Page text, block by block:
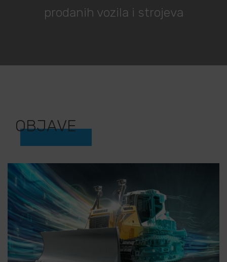
prodanih vozila i strojeva
OBJAVE